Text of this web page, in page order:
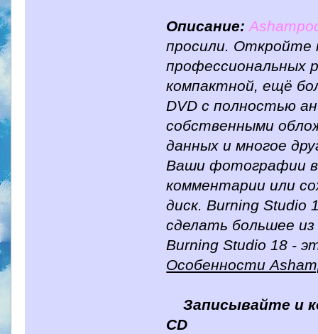
Описание:
просили. Откройте
профессиональных
компактной, ещё
DVD с полностью
собственными
данных и многое
Ваши фотографии в
комментарии или
диск. Burning
сделать большее
Burning Studio 18 -
Особенности
Записывайте и
CD